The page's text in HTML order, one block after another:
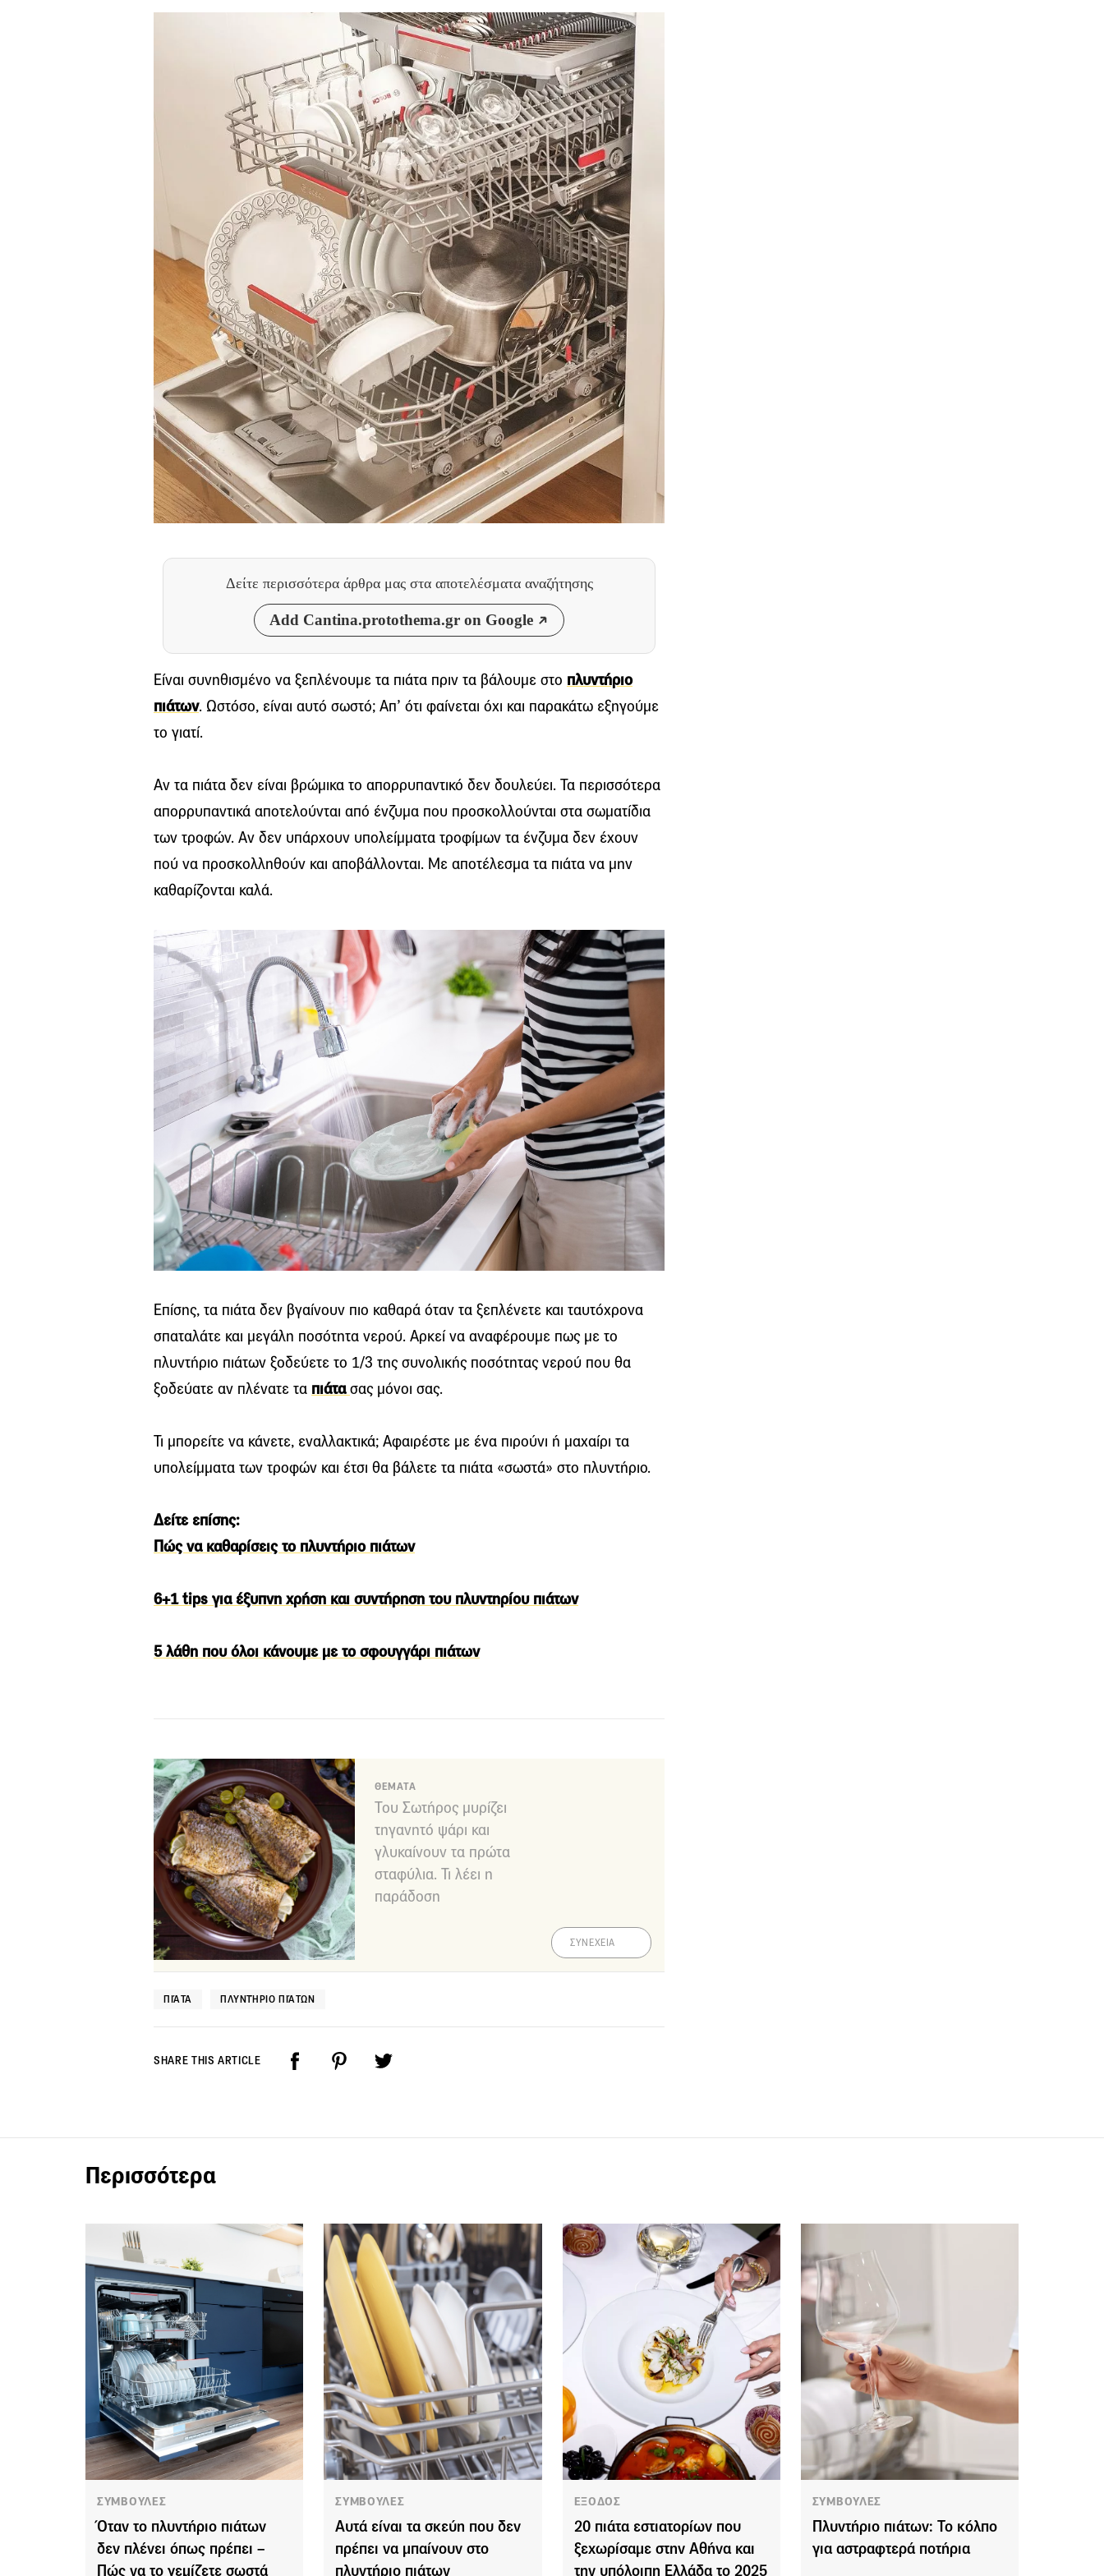
Δείτε περισσότερα άρθρα μας στα αποτελέσματα αναζήτησης
Add Cantina.protothema.gr on Google
Eίναι συνηθισμένο να ξεπλένουμε τα πιάτα πριν τα βάλουμε στο πλυντήριο
πιάτων. Ωστόσο, είναι αυτό σωστό; Απ’ ότι φαίνεται όχι και παρακάτω εξηγούμε
το γιατί.
Αν τα πιάτα δεν είναι βρώμικα το απορρυπαντικό δεν δουλεύει. Τα περισσότερα
απορρυπαντικά αποτελούνται από ένζυμα που προσκολλούνται στα σωματίδια
των τροφών. Αν δεν υπάρχουν υπολείμματα τροφίμων τα ένζυμα δεν έχουν
πού να προσκολληθούν και αποβάλλονται. Mε αποτέλεσμα τα πιάτα να μην
καθαρίζονται καλά.
Επίσης, τα πιάτα δεν βγαίνουν πιο καθαρά όταν τα ξεπλένετε και ταυτόχρονα
σπαταλάτε και μεγάλη ποσότητα νερού. Αρκεί να αναφέρουμε πως με το
πλυντήριο πιάτων ξοδεύετε το 1/3 της συνολικής ποσότητας νερού που θα
ξοδεύατε αν πλένατε τα πιάτα σας μόνοι σας.
Τι μπορείτε να κάνετε, εναλλακτικά; Αφαιρέστε με ένα πιρούνι ή μαχαίρι τα
υπολείμματα των τροφών και έτσι θα βάλετε τα πιάτα «σωστά» στο πλυντήριο.
Δείτε επίσης:
Πώς να καθαρίσεις το πλυντήριο πιάτων
6+1 tips για έξυπνη χρήση και συντήρηση του πλυντηρίου πιάτων
5 λάθη που όλοι κάνουμε με το σφουγγάρι πιάτων
ΘΕΜΑΤΑ
Του Σωτήρος μυρίζει
τηγανητό ψάρι και
γλυκαίνουν τα πρώτα
σταφύλια. Τι λέει η
παράδοση
ΣΥΝΕΧΕΙΑ
ΠΙΆΤΑ ΠΛΥΝΤΉΡΙΟ ΠΙΆΤΩΝ
SHARE THIS ARTICLE
Περισσότερα
ΣΥΜΒΟΥΛΕΣ
Όταν το πλυντήριο πιάτων
δεν πλένει όπως πρέπει –
Πώς να το γεμίζετε σωστά
ΣΥΜΒΟΥΛΕΣ
Αυτά είναι τα σκεύη που δεν
πρέπει να μπαίνουν στο
πλυντήριο πιάτων
ΕΞΟΔΟΣ
20 πιάτα εστιατορίων που
ξεχωρίσαμε στην Αθήνα και
την υπόλοιπη Ελλάδα το 2025
ΣΥΜΒΟΥΛΕΣ
Πλυντήριο πιάτων: Το κόλπο
για αστραφτερά ποτήρια